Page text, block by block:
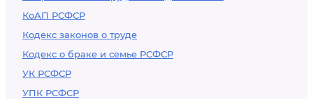
КоАП РСФСР
Кодекс законов о труде
Кодекс о браке и семье РСФСР
УК РСФСР
УПК РСФСР